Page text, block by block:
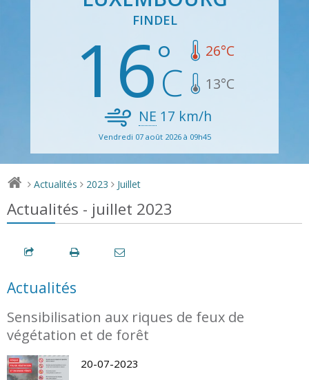
FINDEL
16 26°C
13°C
NE 17 km/h
Vendredi 07 août 2026 à 09h45
> Actualités > 2023 > Juillet
Actualités - juillet 2023
Actualités
Sensibilisation aux riques de feux de
végétation et de forêt
20-07-2023